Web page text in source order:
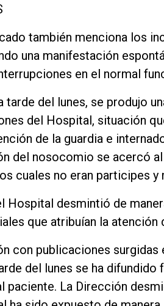
también menciona los
una manifestación
en el normal
tarde del lunes, se produjo
del Hospital, situación
de la guardia e
del nosocomio se acercó
cuales no eran participes y
Hospital desmintió de
que atribuían la
con publicaciones
del lunes se ha
paciente. La Dirección